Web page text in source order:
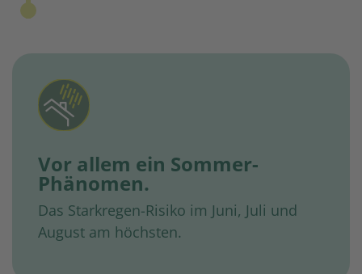
Vor allem ein Sommer-
Phänomen.
Das Starkregen-Risiko im Juni, Juli und
August am höchsten.